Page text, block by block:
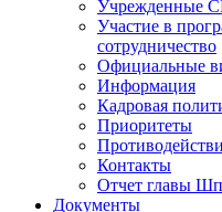
Учрежденные
Участие в
сотрудничество
Официальные
Информация
Кадровая
Приоритеты
Контакты
Отчет главы
Документы